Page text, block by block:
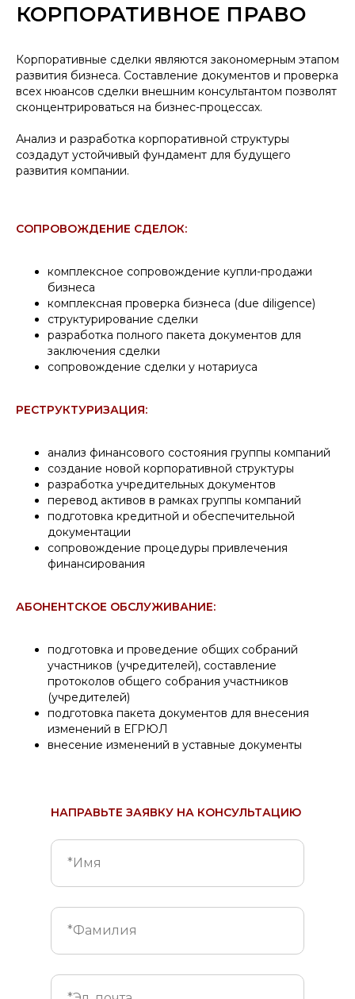
КОРПОРАТИВНОЕ ПРАВО
Корпоративные сделки являются закономерным этапом
развития бизнеса. Составление документов и проверка
всех нюансов сделки внешним консультантом позволят
сконцентрироваться на бизнес-процессах.
Анализ и разработка корпоративной структуры
создадут устойчивый фундамент для будущего
развития компании.
СОПРОВОЖДЕНИЕ СДЕЛОК:
комплексное сопровождение купли-продажи
бизнеса
комплексная проверка бизнеса (due diligence)
структурирование сделки
разработка полного пакета документов для
заключения сделки
сопровождение сделки у нотариуса
РЕСТРУКТУРИЗАЦИЯ:
анализ финансового состояния группы компаний
создание новой корпоративной структуры
разработка учредительных документов
перевод активов в рамках группы компаний
подготовка кредитной и обеспечительной
документации
сопровождение процедуры привлечения
финансирования
АБОНЕНТСКОЕ ОБСЛУЖИВАНИЕ:
подготовка и проведение общих собраний
участников (учредителей), составление
протоколов общего собрания участников
(учредителей)
подготовка пакета документов для внесения
изменений в ЕГРЮЛ
внесение изменений в уставные документы
НАПРАВЬТЕ ЗАЯВКУ НА КОНСУЛЬТАЦИЮ